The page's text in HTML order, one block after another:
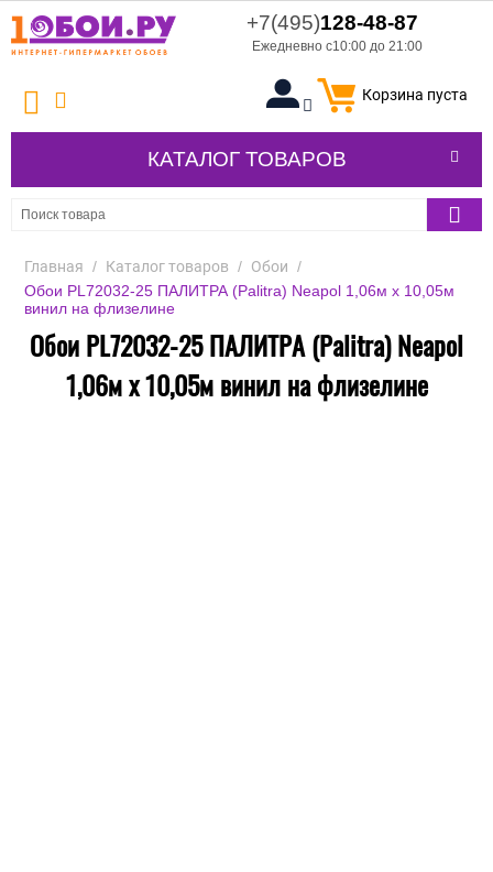
+7(495)128-48-87
Ежедневно с10:00 до 21:00
Корзина пуста
КАТАЛОГ ТОВАРОВ
Главная / Каталог товаров / Обои /
Обои PL72032-25 ПАЛИТРА (Palitra) Neapol 1,06м х 10,05м
винил на флизелине
Обои PL72032-25 ПАЛИТРА (Palitra) Neapol
1,06м х 10,05м винил на флизелине